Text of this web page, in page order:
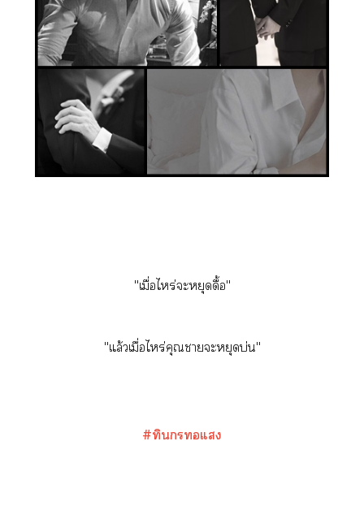
"เมื่อไหร่ะหยุดดื้อ"
"แล้วเมื่อไหร่คุณาะหยุดบ่น"
#ทินกรแ